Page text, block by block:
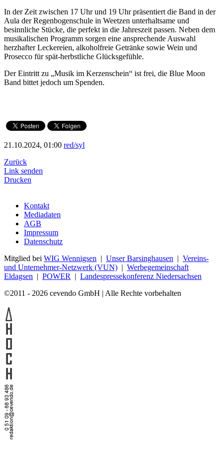
In der Zeit zwischen 17 Uhr und 19 Uhr präsentiert die Band in der
Aula der Regenbogenschule in Weetzen unterhaltsame und
besinnliche Stücke, die perfekt in die Jahreszeit passen. Neben dem
musikalischen Programm sorgen eine ansprechende Auswahl
herzhafter Leckereien, alkoholfreie Getränke sowie Wein und
Prosecco für spät-herbstliche Glücksgefühle.
Der Eintritt zu „Musik im Kerzenschein“ ist frei, die Blue Moon
Band bittet jedoch um Spenden.
21.10.2024, 01:00 red/syl
Zurück
Link senden
Drucken
Kontakt
Mediadaten
AGB
Impressum
Datenschutz
Mitglied bei WIG Wennigsen | Unser Barsinghausen | Vereins-
und Unternehmer-Netzwerk (VUN) | Werbegemeinschaft
Eldagsen | POWER | Landespressekonferenz Niedersachsen
©2011 - 2026 cevendo GmbH | Alle Rechte vorbehalten